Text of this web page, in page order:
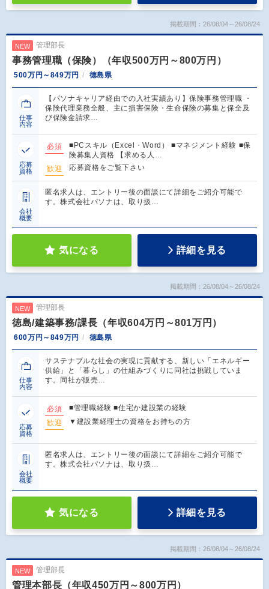
掲載期間：26/08/04～26/08/24
NEW 管理部長
事務管理職（保険）（年収500万円～800万円）
500万円～849万円 徳島県
仕事
内容
【パソナキャリア経由での入社実績あり】保険事務管理職 ・
保険代理業務全般、主に損害保険・生命保険の募集と保全及
び保険金請求…
応募
資格
必須
■PCスキル（Excel・Word） ■マネジメント経験 ■保
険募集人資格 【求める人…
歓迎
応募資格をご覧下さい
会社
概要
匿名求人は、エントリー後の面談にて詳細をご紹介可能で
す。株式会社パソナは、取り扱…
気になる 詳細を見る
掲載期間：26/08/04～26/08/24
NEW 管理部長
徳島/建築事務/課長（年収604万円～801万円）
600万円～849万円 徳島県
仕事
内容
サステナブルな社会の実現に貢献する、新しい「エネルギー
供給」と「暮らし」の仕組みづくりに同社は挑戦していま
す。同社が販売…
応募
資格
必須
■管理職経験 ■住宅か建設業の経験
歓迎
▼建設業経理士の資格をお持ちの方
会社
概要
匿名求人は、エントリー後の面談にて詳細をご紹介可能で
す。株式会社パソナは、取り扱…
気になる 詳細を見る
掲載期間：26/08/04～26/08/24
NEW 管理部長
管理本部長（年収450万円～800万円）